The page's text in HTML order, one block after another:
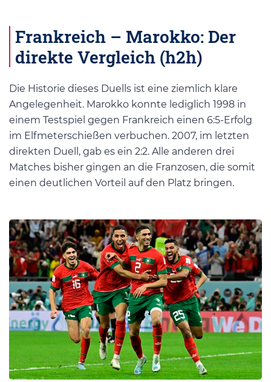
Frankreich – Marokko: Der
direkte Vergleich (h2h)
Die Historie dieses Duells ist eine ziemlich klare
Angelegenheit. Marokko konnte lediglich 1998 in
einem Testspiel gegen Frankreich einen 6:5-Erfolg
im Elfmeterschießen verbuchen. 2007, im letzten
direkten Duell, gab es ein 2:2. Alle anderen drei
Matches bisher gingen an die Franzosen, die somit
einen deutlichen Vorteil auf den Platz bringen.